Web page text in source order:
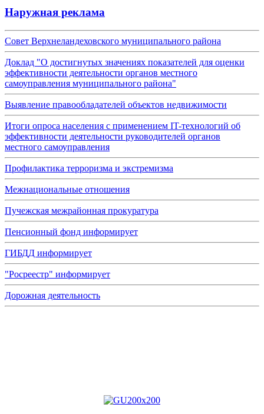
Наружная реклама
Совет Верхнеландеховского муниципального района
Доклад "О достигнутых значениях показателей для оценки
эффективности деятельности органов местного
самоуправления муниципального района"
Выявление правообладателей объектов недвижимости
Итоги опроса населения с применением IT-технологий об
эффективности деятельности руководителей органов
местного самоуправления
Профилактика терроризма и экстремизма
Межнациональные отношения
Пучежская межрайонная прокуратура
Пенсионный фонд информирует
ГИБДД информирует
"Росреестр" информирует
Дорожная деятельность